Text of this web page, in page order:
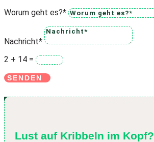
Worum geht es?*
Nachricht*
2 + 14 =
SENDEN
Lust auf Kribbeln im Kopf?